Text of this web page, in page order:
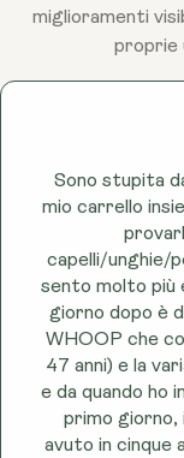
vita equilibrato.
miglioramenti
proprie
Sono stupita
mio carrello
capelli/unghie/
sento molto più
giorno dopo è
WHOOP che
47 anni) e la
e da quando ho
primo giorno,
avuto in cinque